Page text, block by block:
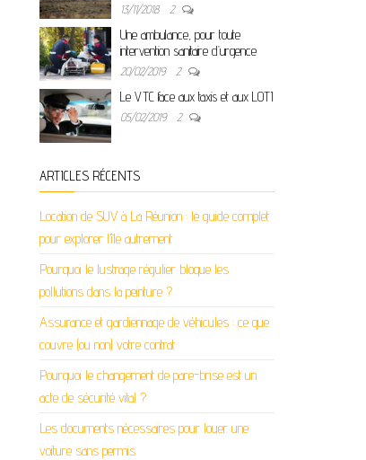
13/11/2018 2
Une ambulance, pour toute
intervention sanitaire d’urgence
20/02/2019 2
Le VTC face aux taxis et aux LOTI
05/02/2019 2
ARTICLES RÉCENTS
Location de SUV à La Réunion : le guide complet
pour explorer l’île autrement
Pourquoi le lustrage régulier bloque les
pollutions dans la peinture ?
Assurance et gardiennage de véhicules : ce que
couvre (ou non) votre contrat
Pourquoi le changement de pare-brise est un
acte de sécurité vital ?
Les documents nécessaires pour louer une
voiture sans permis